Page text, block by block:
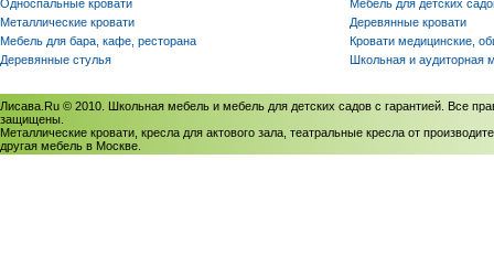
Односпальные кровати
Металлические кровати
Мебель для бара, кафе, ресторана
Деревянные стулья
Мебель для детских
Деревянные кровати
Кровати медицинские,
Школьная и аудиторная
Лисава.Ru © 2010. Школьная мебель и мебель для детских садов с гарантией. Все
защищены.
Металлические кровати, кресла для актового зала, театральные кресла от
другая мебель в Москве.
Политика использования cookies/Соглашение на обработку персональных данных